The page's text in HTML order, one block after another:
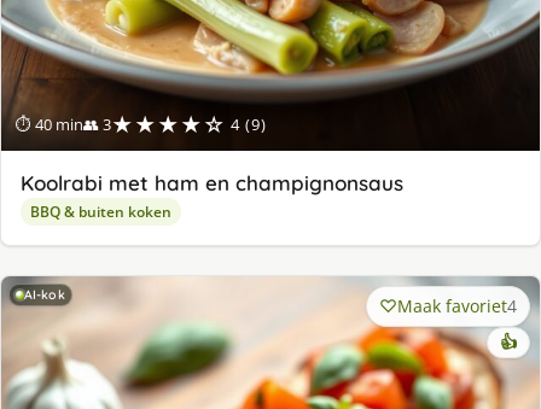
⏱ 40 min👥 3★★★★☆ 4 (9)
Koolrabi met ham en champignonsaus
BBQ & buiten koken
AI-kok Maak favoriet4
👍